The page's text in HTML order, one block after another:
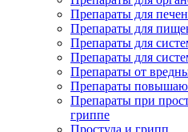
Препараты для
Препараты для
Препараты для
Препараты для
Препараты от
Препараты
Препараты при
гриппе
Простуда и грипп